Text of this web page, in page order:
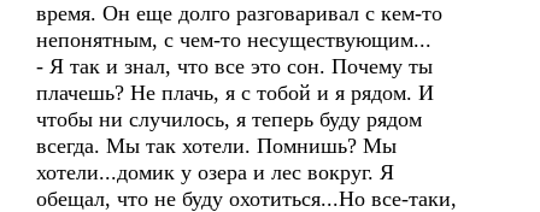
время. Он еще долго разговаривал с кем-то
непонятным, с чем-то несуществующим...
- Я так и знал, что все это сон. Почему ты
плачешь? Не плачь, я с тобой и я рядом. И
чтобы ни случилось, я теперь буду рядом
всегда. Мы так хотели. Помнишь? Мы
хотели...домик у озера и лес вокруг. Я
обещал, что не буду охотиться...Но все-таки,